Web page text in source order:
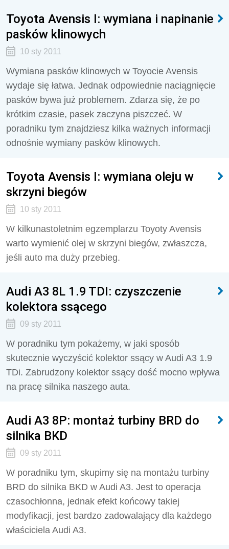
Toyota Avensis I: wymiana i napinanie
pasków klinowych
10 sty 2011
Wymiana pasków klinowych w Toyocie Avensis
wydaje się łatwa. Jednak odpowiednie naciągnięcie
pasków bywa już problemem. Zdarza się, że po
krótkim czasie, pasek zaczyna piszczeć. W
poradniku tym znajdziesz kilka ważnych informacji
odnośnie wymiany pasków klinowych.
Toyota Avensis I: wymiana oleju w
skrzyni biegów
10 sty 2011
W kilkunastoletnim egzemplarzu Toyoty Avensis
warto wymienić olej w skrzyni biegów, zwłaszcza,
jeśli auto ma duży przebieg.
Audi A3 8L 1.9 TDI: czyszczenie
kolektora ssącego
09 sty 2011
W poradniku tym pokażemy, w jaki sposób
skutecznie wyczyścić kolektor ssący w Audi A3 1.9
TDi. Zabrudzony kolektor ssący dość mocno wpływa
na pracę silnika naszego auta.
Audi A3 8P: montaż turbiny BRD do
silnika BKD
09 sty 2011
W poradniku tym, skupimy się na montażu turbiny
BRD do silnika BKD w Audi A3. Jest to operacja
czasochłonna, jednak efekt końcowy takiej
modyfikacji, jest bardzo zadowalający dla każdego
właściciela Audi A3.